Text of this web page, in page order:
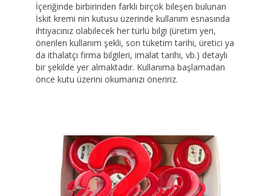
İçeriğinde birbirinden farklı birçok bileşen bulunan
İskit kremi nin kutusu üzerinde kullanım esnasında
ihtiyacınız olabilecek her türlü bilgi (üretim yeri,
önerilen kullanım şekli, son tüketim tarihi, üretici ya
da ithalatçı firma bilgileri, imalat tarihi, vb.) detaylı
bir şekilde yer almaktadır. Kullanıma başlamadan
önce kutu üzerini okumanızı öneririz.